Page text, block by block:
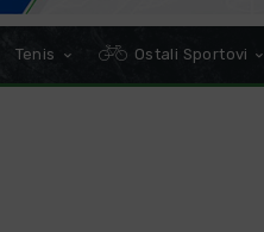
Tenis Ostali Sportovi